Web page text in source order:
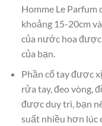
Homme Le Parfum
khoảng 15-20cm
của nước hoa
của bạn.
Phần cổ tay được
rửa tay, đeo vòng,
được duy trì, bạn
suất nhiều hơn lúc